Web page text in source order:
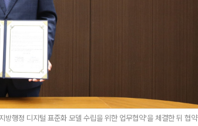
행정 디지털 표준화 모델 수립을 위한 업무협약'을 체결한 뒤 협약